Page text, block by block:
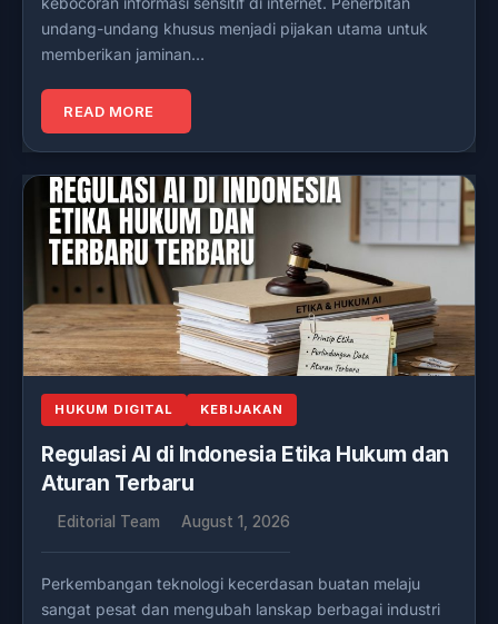
undang-undang khusus menjadi pijakan utama untuk
memberikan jaminan…
READ MORE
HUKUM DIGITAL KEBIJAKAN
Regulasi AI di Indonesia Etika Hukum dan
Aturan Terbaru
Editorial Team August 1, 2026
Perkembangan teknologi kecerdasan buatan melaju
sangat pesat dan mengubah lanskap berbagai industri